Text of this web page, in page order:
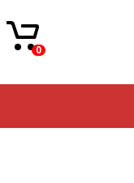
0